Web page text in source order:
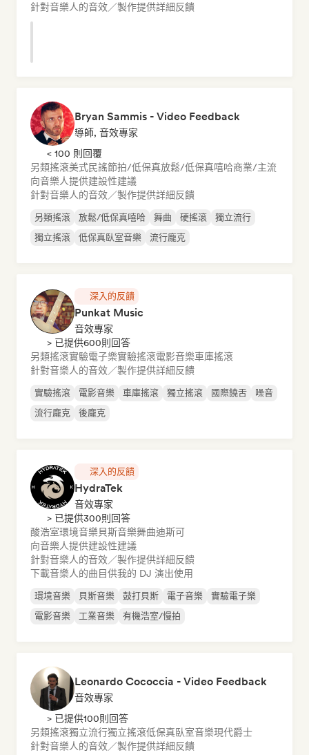
針對音樂人的音效／製作提供詳細反饋
Bryan Sammis - Video Feedback
導師, 音效專家
< 100 則回覆
另類搖滾美式民謠節拍/低保真放鬆/低保真嘻哈商業/主流
向音樂人提供建設性建議
針對音樂人的音效／製作提供詳細反饋
另類搖滾 放鬆/低保真嘻哈 舞曲 硬搖滾
獨立流行
獨立搖滾
低保真臥室音樂 流行龐克
深入的反饋
Punkat Music
音效專家
> 已提供600則回答
另類搖滾實驗電子樂實驗搖滾電影音樂車庫搖滾
針對音樂人的音效／製作提供詳細反饋
實驗搖滾 電影音樂 車庫搖滾 獨立搖滾 國際饒舌
噪音
流行龐克
後龐克
深入的反饋
HydraTek
音效專家
> 已提供300則回答
酸浩室環境音樂貝斯音樂舞曲迪斯可
向音樂人提供建設性建議
針對音樂人的音效／製作提供詳細反饋
下載音樂人的曲目供我的 DJ 演出使用
環境音樂 貝斯音樂 鼓打貝斯 電子音樂
實驗電子樂
電影音樂
工業音樂 有機浩室/慢拍
Leonardo Cococcia - Video Feedback
音效專家
> 已提供100則回答
另類搖滾獨立流行獨立搖滾低保真臥室音樂現代爵士
針對音樂人的音效／製作提供詳細反饋